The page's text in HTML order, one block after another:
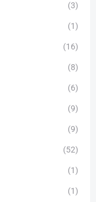
(3)
(1)
(16)
(8)
(6)
(9)
(9)
(52)
(1)
(1)